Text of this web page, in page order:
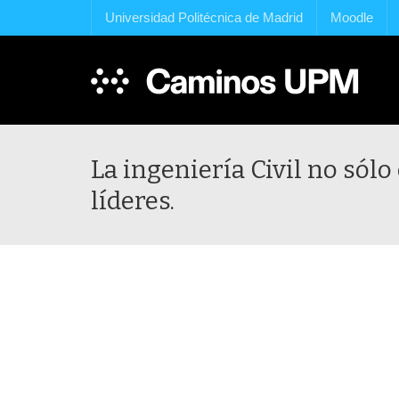
Universidad Politécnica de Madrid Moodle
La ingeniería Civil no
líderes.